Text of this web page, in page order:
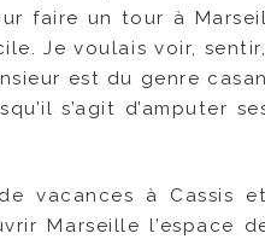
faire un tour à
Je voulais voir,
est du genre
s’agit d’amputer
vacances à Cassis
Marseille l’espace